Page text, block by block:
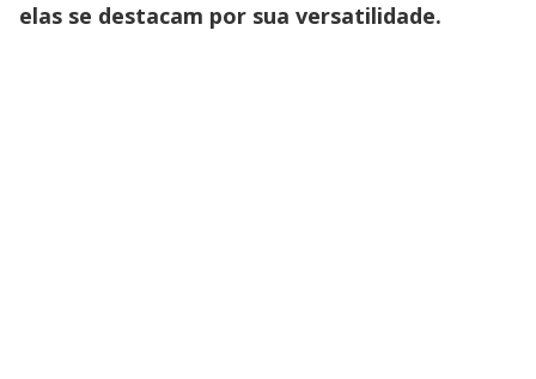
elas se destacam por sua versatilidade.